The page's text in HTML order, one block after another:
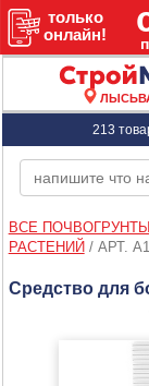
213
ВСЕ
РАСТЕНИЙ / АРТ.
Средство для